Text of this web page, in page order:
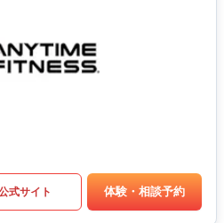
式サイト 体験・相談予約